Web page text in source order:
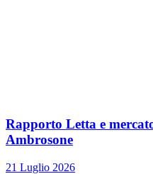
Rapporto Letta e
Ambrosone
21 Luglio 2026